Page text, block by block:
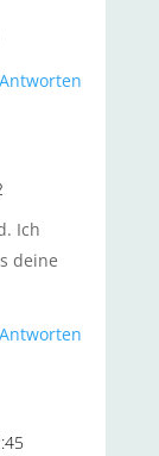
Antworten
Ich
deine
Antworten